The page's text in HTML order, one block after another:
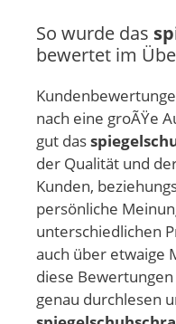
So wurde das
bewertet im
nach eine groÃŸe
gut das
der Qualität und
Kunden,
persönliche
unterschiedlichen
auch über etwaige
diese
genau durchlesen